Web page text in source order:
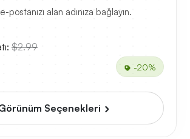
postanızı alan adınıza bağlayın.
$2.99
-20%
Seçenekleri